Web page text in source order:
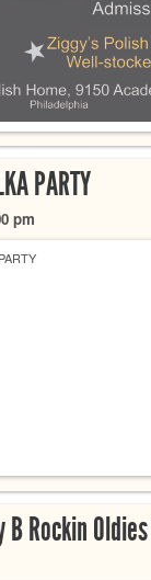
PARTY
pm
B Rockin